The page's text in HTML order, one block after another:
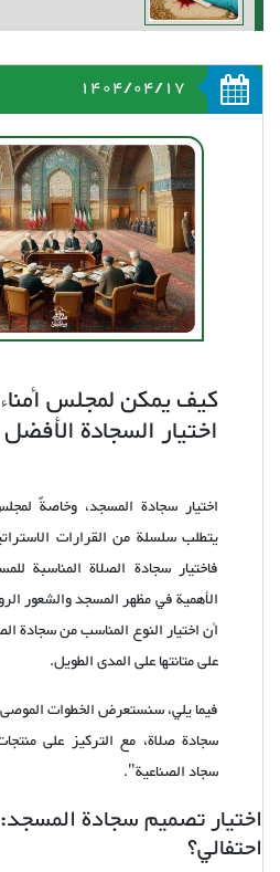
1404/04/17
كيف يمكن لمجلس
اختيار السجادة
اختيار سجادة المسجد، وخاصةً
يتطلب سلسلة من القرارات
فاختيار سجادة الصلاة المناسبة
الأهمية في مظهر المسجد والشعور
أن اختيار النوع المناسب من سجادة
على متانتها على المدى الطويل.
فيما يلي، سنستعرض الخطوات الموصى
سجادة صلاة، مع التركيز على
سجاد الصناعية".
اختيار تصميم سجادة
احتفالي؟